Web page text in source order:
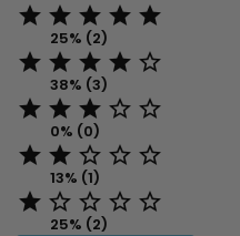
    
25% (2)
    
38% (3)
    
0% (0)
    
13% (1)
    
25% (2)